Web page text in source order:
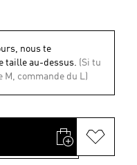
nous te
taille au-dessus. (Si tu
commande du L)